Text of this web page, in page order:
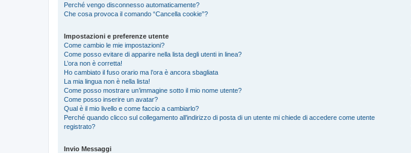
Perché vengo disconnesso automaticamente?
Che cosa provoca il comando “Cancella cookie”?
Impostazioni e preferenze utente
Come cambio le mie impostazioni?
Come posso evitare di apparire nella lista degli utenti in linea?
L’ora non è corretta!
Ho cambiato il fuso orario ma l’ora è ancora sbagliata
La mia lingua non è nella lista!
Come posso mostrare un’immagine sotto il mio nome utente?
Come posso inserire un avatar?
Qual è il mio livello e come faccio a cambiarlo?
Perché quando clicco sul collegamento all’indirizzo di posta di un utente mi chiede di accedere come utente
registrato?
Invio Messaggi